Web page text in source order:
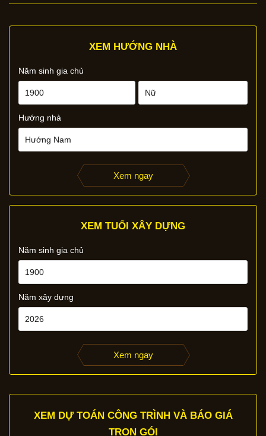
XEM HƯỚNG NHÀ
Năm sinh gia chủ
Hướng nhà
Xem ngay
XEM TUỔI XÂY DỰNG
Năm sinh gia chủ
Năm xây dựng
Xem ngay
XEM DỰ TOÁN CÔNG TRÌNH VÀ BÁO GIÁ
TRỌN GÓI